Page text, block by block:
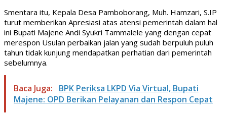
Smentara itu, Kepala Desa Pamboborang, Muh. Hamzari, S.IP
turut memberikan Apresiasi atas atensi pemerintah dalam hal
ini Bupati Majene Andi Syukri Tammalele yang dengan cepat
merespon Usulan perbaikan jalan yang sudah berpuluh puluh
tahun tidak kunjung mendapatkan perhatian dari pemerintah
sebelumnya.
Baca Juga:
BPK Periksa LKPD Via Virtual, Bupati
Majene: OPD Berikan Pelayanan dan Respon Cepat